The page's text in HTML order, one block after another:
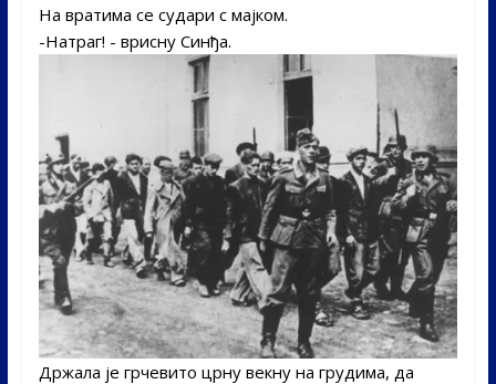
На вратима се судари с мајком.­
-Натраг! ­- врисну Синђа.
Држала је грчевито црну векну на грудима, да